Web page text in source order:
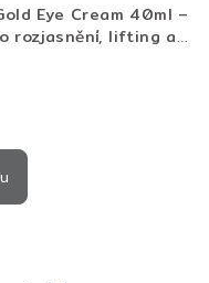
Eye Cream 40ml –
rozjasnění, lifting a
očí